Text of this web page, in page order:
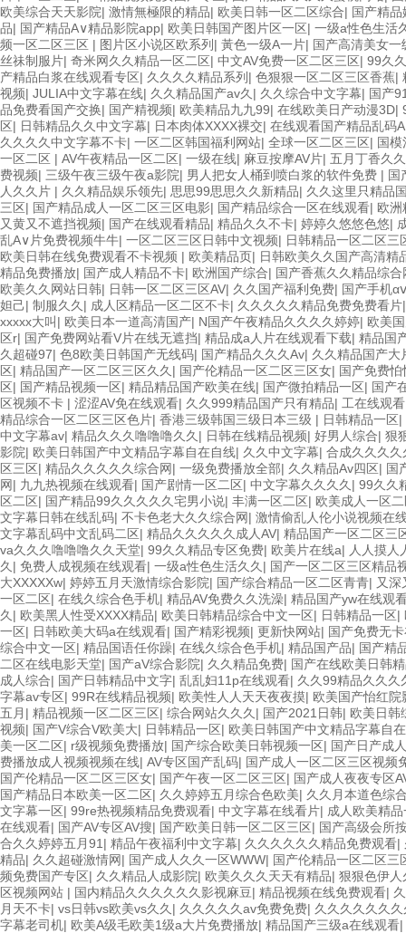
欧美综合天天影院| 激情無極限的精品| 欧美日韩一区二区综合| 国产精
品| 国产精品A∨精品影院app| 欧美日韩国产图片区一区| 一级a性色生活
频一区二区三区 | 图片区小说区欧系列 | 黃色一级A一片| 国产高清美女一
丝祙制服片| 奇米网久久精品一区二区| 中文AV免费一区二区三区| 99久
产精品白浆在线观看专区| 久久久久精品系列 | 色狠狠一区二区三区香蕉|
视频| JULIA中文字幕在线| 久久精品国产av久 | 久久综合中文字幕| 国产
品免费看国产交换| 国产精视频| 欧美精品九九99| 在线欧美日产动漫3D|
区| 日韩精品久久中文字幕| 日本肉体XXXX裸交| 在线观看国产精品乱码
久久久久中文字幕不卡| 一区二区韩国福利网站| 全球一区二区三区| 国
一区二区 | AV午夜精品一区二区| 一级在线| 麻豆按摩AV片| 五月丁香久久
费视频| 三级午夜三级午夜a影院| 男人把女人桶到喷白浆的软件免费 | 国
人久久片 | 久久精品娱乐领先| 思思99思思久久新精品| 久久这里只精品
三区| 国产精品成人一区二区三区电影| 国产精品综合一区在线观看| 欧洲
又黄又不遮挡视频| 国产在线观看精品| 精品久久不卡| 婷婷久悠悠色悠|
乱A∨片免费视频牛牛| 一区二区三区日韩中文视频| 日韩精品一区二区三
欧美日韩在线免费观看不卡视频 | 欧美精品页| 日韩欧美久久国产高清精
精品免费播放| 国产成人精品不卡| 欧洲国产综合| 国产香蕉久久精品综合
欧美久久网站日韩| 日韩一区二区三区AV| 久久国产福利免费| 国产手机
妲己| 制服久久 | 成人区精品一区二区不卡| 久久久久久精品免费免费看片
xxxxx大叫 | 欧美日本一道高清国产| N国产午夜精品久久久久婷婷| 欧美
区r| 国产免费网站看V片在线无遮挡| 精品成a人片在线观看下载| 精品国
久超碰97| 色8欧美日韩国产无线码| 国产精品久久久Av| 久久精品国产大
区| 精品国产一区二区三区久久 | 国产伦精品一区二区三区女| 国产免费
区| 国产精品视频一区| 精品精品国产欧美在线| 国产微拍精品一区| 国产
区视频不卡 | 涩涩AV免在线观看| 久久999精品国产只有精品| 工在线观看
精品综合一区二区三区色片| 香港三级韩国三级日本三级 | 日韩精品一区|
中文字幕av| 精品久久久噜噜噜久久 | 日韩在线精品视频| 好男人综合| 狠
影院| 欧美日韩国产中文精品字幕自在自线| 久久中文字幕| 合成久久久久
区三区| 精品久久久久久综合网| 一级免费播放全部| 久久精品Av四区| 国
网| 九九热视频在线观看| 国产剧情一区二区| 中文字幕久久久久 | 99久久
区二区| 国产精品99久久久久久宅男小说| 丰满一区二区| 欧美成人一区
文字幕日韩在线乱码| 不卡色老大久久综合网| 激情偷乱人伦小说视频在
文字幕乱码中文乱码二区| 精品久久久久久成人AV| 精品国产一区二区三
va久久久噜噜噜久久天堂| 99久久精品专区免费| 欧美片在线a| 人人摸人
久 | 免费人成视频在线观看| 一级a性色生活久久 | 国产一区二区三区精品
大XXXXXw| 婷婷五月天激情综合影院| 国产综合精品一区二区青青| 又深
一区二区| 在线久综合色手机| 精品AV免费久久洗澡| 精品国产yw在线观
久 | 欧美黑人性受XXXX精品| 欧美日韩精品综合中文一区| 日韩精品一区|
一区| 日韩欧美大码a在线观看| 国产精彩视频| 更新快网站| 国产免费无
综合中文一区| 精品国语任你躁| 在线久综合色手机| 精品国产品| 国产精
二区在线电影天堂| 国产aV综合影院| 久久精品免费| 国产在线欧美日韩
成人综合| 国产日韩精品中文字| 乱乱妇11p在线观看| 久久99精品久久久
字幕av专区| 99R在线精品视频| 欧美性人人天天夜夜摸| 欧美国产怡红院
五月 | 精品视频一区二区三区| 综合网站久久久 | 国产2021日韩| 欧美日韩
视频| 国产V综合V欧美大| 日韩精品一区| 欧美日韩国产中文精品字幕自
美一区二区| r级视频免费播放| 国产综合欧美日韩视频一区| 国产日产成
费播放成人视频视频在线| AV专区国产乱码| 国产成人一区二区三区视频
国产伦精品一区二区三区女| 国产午夜一区二区三区| 国产成人夜夜专区
国产精品日本欧美一区二区| 久久婷婷五月综合色欧美| 久久月本道色综
文字幕一区| 99re热视频精品免费观看| 中文字幕在线看片| 成人欧美精
在线观看| 国产AV专区AV搜| 国产欧美日韩一区二区三区| 国产高级会所
合久久婷婷五月91 | 精品午夜福利中文字幕| 久久久久久久精品免费观看|
精品| 久久超碰激情网| 国产成人久久一区WWW| 国产伦精品一区二区三
频免费国产专区| 久久精品人成影院| 欧美久久久天天有精品| 狠狠色伊人
区视频网站 | 国内精品久久久久久久影视麻豆| 精品视频在线免费观看|
月天不卡| vs日韩vs欧美vs久久 | 久久久久久av免费免费| 久久久久久久久
字幕老司机| 欧美A级毛欧美1级a大片免费播放| 精品国产三级a在线观看|